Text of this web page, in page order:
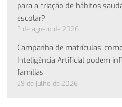
para a criação de hábitos
escolar?
3 de agosto de 2026
Campanha de matrículas:
Inteligência Artificial podem
famílias
29 de julho de 2026